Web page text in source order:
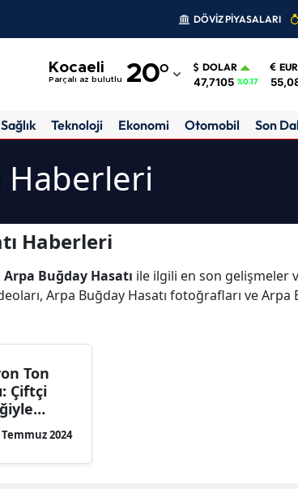
DÖVİZ PİYASALARI
Kocaeli
Parçalı az bulutlu 20°
Adıyaman
Amasya
Antalya
Artvin
Balıkesir
DOLAR
47,7105 %0.17
Sağlık Teknoloji Ekonomi Otomobil Son
Haberleri
Haberleri
Arpa Buğday Hasatı ile ilgili en son gelişmeler
Arpa Buğday Hasatı fotoğrafları ve Arpa
Ton
Çiftçi
Temmuz 2024